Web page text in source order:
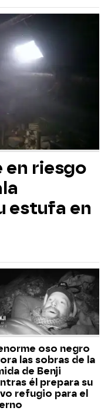
en riesgo
estufa en
oso negro
las sobras de la
de Benji
él prepara su
refugio para el